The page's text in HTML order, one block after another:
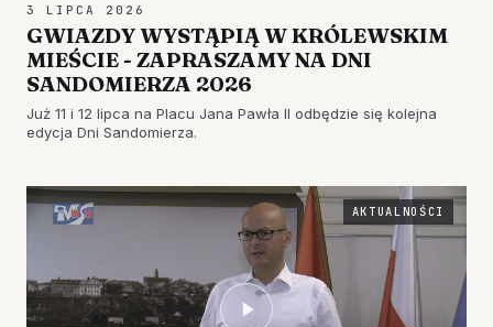
3 LIPCA 2026
GWIAZDY WYSTĄPIĄ W KRÓLEWSKIM
MIEŚCIE - ZAPRASZAMY NA DNI
SANDOMIERZA 2026
Już 11 i 12 lipca na Placu Jana Pawła II odbędzie się kolejna
edycja Dni Sandomierza.
AKTUALNOŚCI